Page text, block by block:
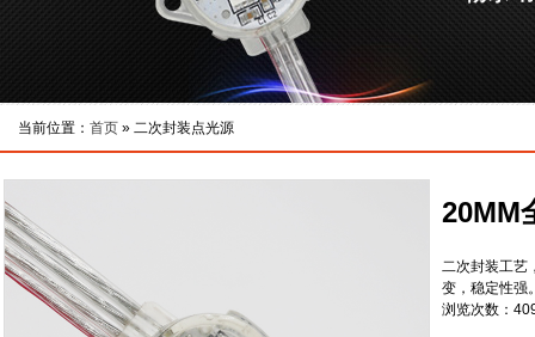
当前位置： 首页 » 二次封装点光源
20MM
二次封装工艺
变，稳定性强
浏览次数：